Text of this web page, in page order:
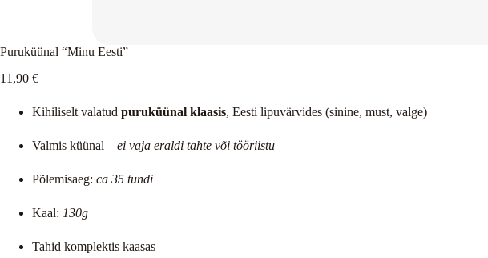
Puruküünal “Minu Eesti”
11,90 €
Kihiliselt valatud puruküünal klaasis, Eesti lipuvärvides (sinine, must, valge)
Valmis küünal – ei vaja eraldi tahte või tööriistu
Põlemisaeg: ca 35 tundi
Kaal: 130g
Tahid komplektis kaasas